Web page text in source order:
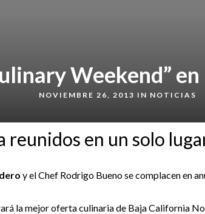
Weekend”
NOVIEMBRE 26, 2013 IN NOTICIAS
reunidos en un solo
y el Chef Rodrigo Bueno se complacen en
la mejor oferta culinaria de Baja California